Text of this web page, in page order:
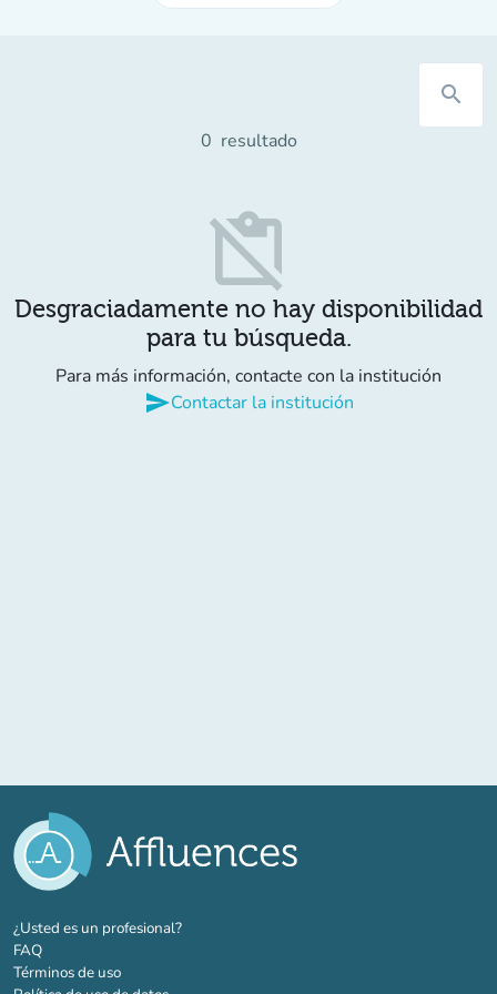
search
0 resultado
content_paste_off
Desgraciadamente no hay disponibilidad
para tu búsqueda.
Para más información, contacte con la institución
sendContactar la institución
¿Usted es un profesional?(nueva pestaña)
FAQ
Términos de uso